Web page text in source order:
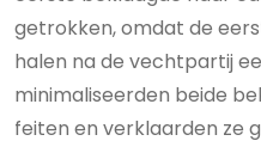
getrokken, omdat de
halen na de vechtpartij
minimaliseerden beide
feiten en verklaarden ze